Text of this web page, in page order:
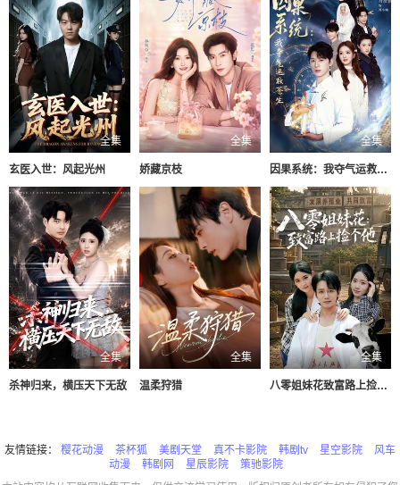
全集
玄医入世：风起光州
全集
娇藏京枝
全集
因果系统：我夺气运救苍生
全集
杀神归来，横压天下无敌
全集
温柔狩猎
全集
八零姐妹花致富路上捡个他
友情链接： 樱花动漫 茶杯狐 美剧天堂 真不卡影院 韩剧tv 星空影院
风车
动漫
韩剧网 星辰影院
策驰影院